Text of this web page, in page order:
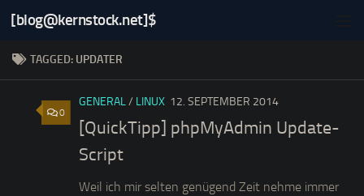
Skip to content
[blog@kernstock.net]$
TAGGED: UPDATER
0
GENERAL/ LINUX 12. SEPTEMBER 2014
[QuickTipp] phpMyAdmin Update-
Script
Weil ich mir selten genügend Zeit nehme immer